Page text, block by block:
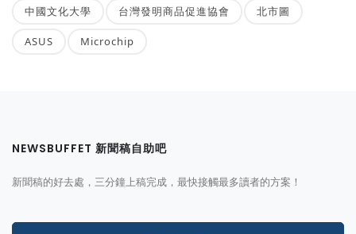
中國文化大學 台灣發明商品促進協會 北市圖
ASUS Microchip
NEWSBUFFET 新聞稿自助吧
新聞稿的好去處，三分鐘上稿完成，最快接觸最多讀者的方案！